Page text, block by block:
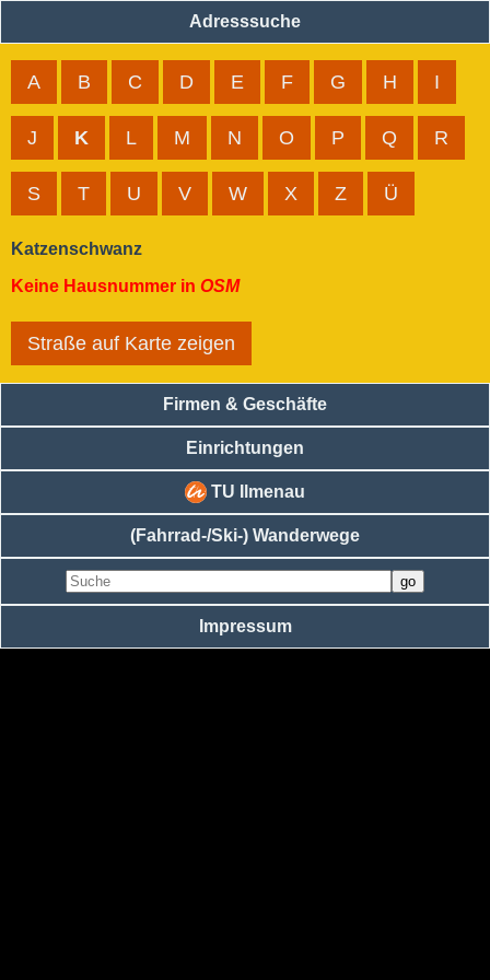
Adresssuche
A B C D E F G H I
J K L M N O P Q R
S T U V W X Z Ü
Katzenschwanz
Keine Hausnummer in OSM
Straße auf Karte zeigen
Firmen & Geschäfte
Einrichtungen
TU Ilmenau
(Fahrrad-/Ski-) Wanderwege
Impressum